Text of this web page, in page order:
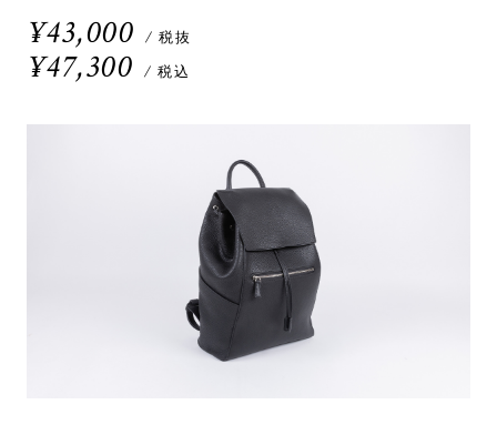
¥43,000 / 税抜
¥47,300 / 税込